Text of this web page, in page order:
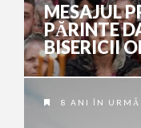
MESAJUL
PĂRINTE
BISERICII
8 ANI ÎN URMĂ